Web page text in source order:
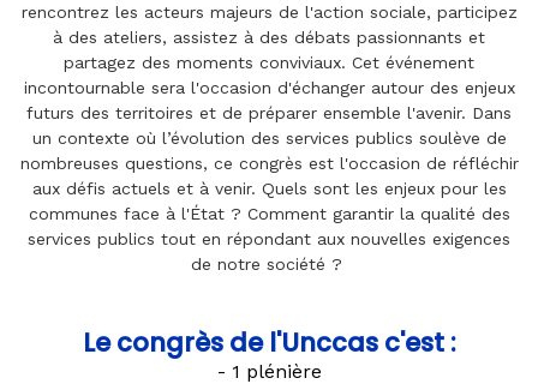
rencontrez les acteurs majeurs de l'action sociale, participez
à des ateliers, assistez à des débats passionnants et
partagez des moments conviviaux. Cet événement
incontournable sera l'occasion d'échanger autour des enjeux
futurs des territoires et de préparer ensemble l'avenir. Dans
un contexte où l’évolution des services publics soulève de
nombreuses questions, ce congrès est l'occasion de réfléchir
aux défis actuels et à venir. Quels sont les enjeux pour les
communes face à l'État ? Comment garantir la qualité des
services publics tout en répondant aux nouvelles exigences
de notre société ?
Le congrès de l'Unccas c'est :
- 1 plénière